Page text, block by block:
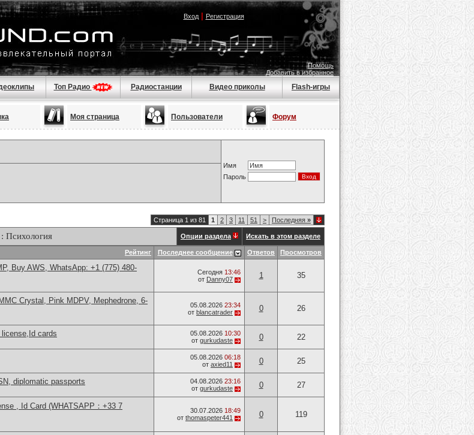
Вход| Регистрация
Помощь
Добавить в избранное
Топ Радио Радиостанции Видео приколы Flash-игры
Моя страница Пользователи Форум
Имя
Пароль
Страница 1 из 81 1 2 3 11 51 > Последняя »
: Психология Опции раздела Искать в этом разделе
Рейтинг Последнее сообщение Ответов Просмотров
Buy AWS, WhatsApp: +1 (775) 480-
Сегодня 13:46
от Danny07 1 35
Crystal, Pink MDPV, Mephedrone, 6-
05.08.2026 23:34
от blancatrader 0 26
cards 05.08.2026 10:30
от gurkudaste 0 22
05.08.2026 06:18
от axied11 0 25
diplomatic passports 04.08.2026 23:16
от gurkudaste 0 27
, Id Card (WHATSAPP：+33 7
30.07.2026 18:49
от thomaspeter441 0 119